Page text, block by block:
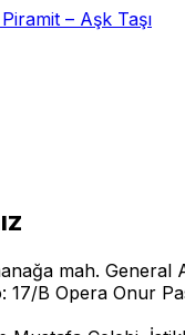
– Aşk Taşı
mah. General
17/B Opera Onur